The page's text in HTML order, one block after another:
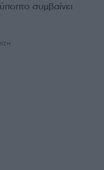
ύποπτο συμβαίνει